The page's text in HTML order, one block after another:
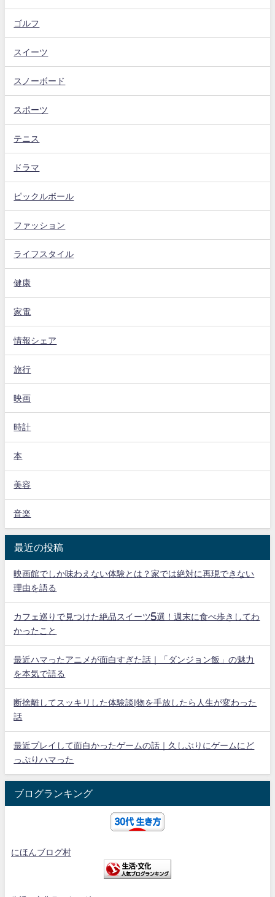
ゴルフ
スイーツ
スノーボード
スポーツ
テニス
ドラマ
ピックルボール
ファッション
ライフスタイル
健康
家電
情報シェア
旅行
映画
時計
本
美容
音楽
最近の投稿
映画館でしか味わえない体験とは？家では絶対に再現できない
理由を語る
カフェ巡りで見つけた絶品スイーツ5選！週末に食べ歩きしてわ
かったこと
最近ハマったアニメが面白すぎた話｜「ダンジョン飯」の魅力
を本気で語る
断捨離してスッキリした体験談|物を手放したら人生が変わった
話
最近プレイして面白かったゲームの話｜久しぶりにゲームにど
っぷりハマった
ブログランキング
にほんブログ村